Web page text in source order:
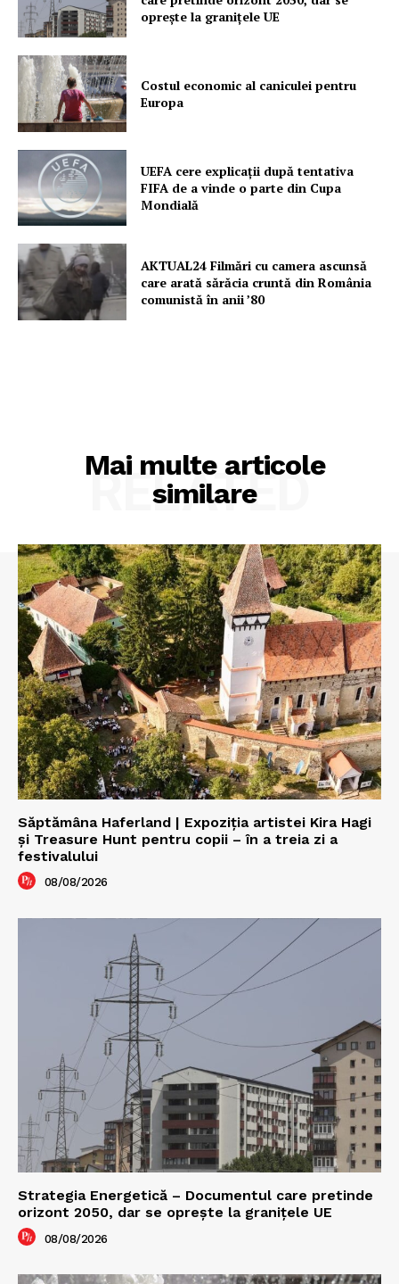
oprește la granițele UE
Costul economic al caniculei pentru
Europa
UEFA cere explicații după tentativa
FIFA de a vinde o parte din Cupa
Mondială
AKTUAL24 Filmări cu camera ascunsă
care arată sărăcia cruntă din România
comunistă în anii ’80
Mai multe articole
similare
RELATED
Săptămâna Haferland | Expoziţia artistei Kira Hagi
şi Treasure Hunt pentru copii – în a treia zi a
festivalului
08/08/2026
Strategia Energetică – Documentul care pretinde
orizont 2050, dar se oprește la granițele UE
08/08/2026